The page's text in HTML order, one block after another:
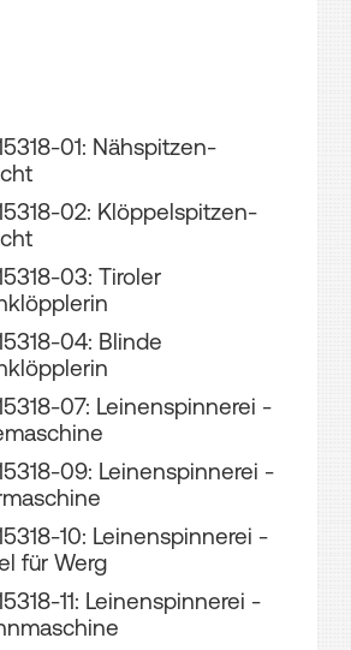
01: Nähspitzen-
02: Klöppelspitzen-
03: Tiroler
04: Blinde
07: Leinenspinnerei -
09: Leinenspinnerei -
10: Leinenspinnerei -
für Werg
11: Leinenspinnerei -